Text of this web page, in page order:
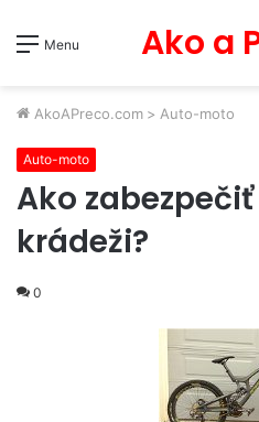
Menu Ako a
AkoAPreco.com > Auto-moto
Auto-moto
Ako
krádeži?
0